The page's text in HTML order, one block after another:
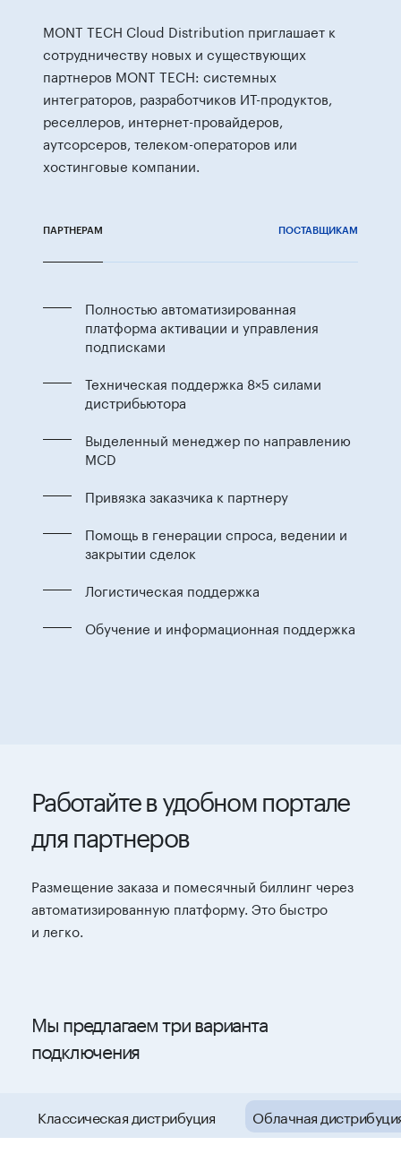
MONT TECH Cloud Distribution приглашает к
сотрудничеству новых и существующих
партнеров MONT TECH: системных
интеграторов, разработчиков ИТ-продуктов,
реселлеров, интернет-провайдеров,
аутсорсеров, телеком-операторов или
хостинговые компании.
ПАРТНЕРАМ ПОСТАВЩИКАМ
Полностью автоматизированная
платформа активации и управления
подписками
Техническая поддержка 8×5 силами
дистрибьютора
Выделенный менеджер по направлению
MCD
Привязка заказчика к партнеру
Помощь в генерации спроса, ведении и
закрытии сделок
Логистическая поддержка
Обучение и информационная поддержка
Работайте в удобном портале
для партнеров
Размещение заказа и помесячный биллинг через
автоматизированную платформу. Это быстро
и легко.
Мы предлагаем три варианта
подключения
Web-интерфейс партнера для управления
Классическая дистрибуция Облачная